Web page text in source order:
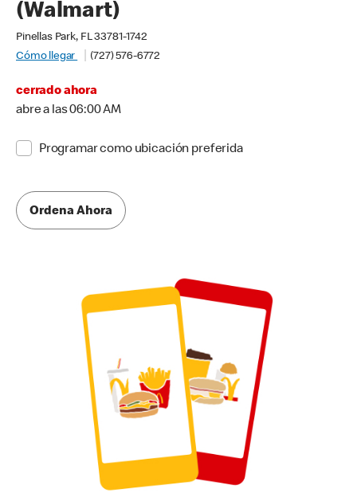
(Walmart)
Pinellas Park, FL 33781-1742
Cómo llegar
(727) 576-6772
cerrado ahora
abre a las 06:00 AM
Programar como ubicación preferida
Ordena Ahora